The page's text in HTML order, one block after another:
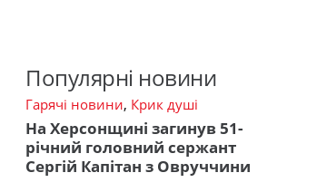
Популярні новини
Гарячі новини, Крик душі
На Херсонщині загинув 51-
річний головний сержант
Сергій Капітан з Овруччини